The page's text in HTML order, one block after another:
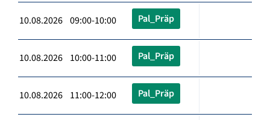
10.08.2026 09:00-10:00 Pal_Präp
10.08.2026 10:00-11:00 Pal_Präp
10.08.2026 11:00-12:00 Pal_Präp